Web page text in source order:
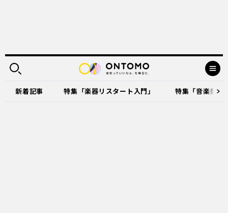
新着記事 特集「楽器リスタート入門」 特集「音楽祭